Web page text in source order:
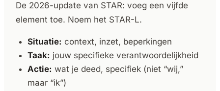
De 2026-update van STAR: voeg een vijfde
element toe. Noem het STAR-L.
Situatie: context, inzet, beperkingen
Taak: jouw specifieke verantwoordelijkheid
Actie: wat je deed, specifiek (niet “wij,”
maar “ik”)